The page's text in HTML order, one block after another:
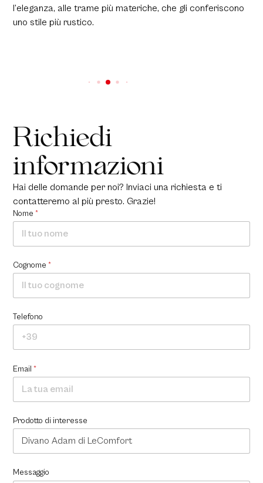
l’eleganza, alle trame più materiche, che gli conferiscono
uno stile più rustico.
Richiedi
informazioni
Hai delle domande per noi? Inviaci una richiesta e ti
contatteremo al più presto. Grazie!
Nome*
Cognome*
Telefono
Email*
Prodotto di interesse
Messaggio